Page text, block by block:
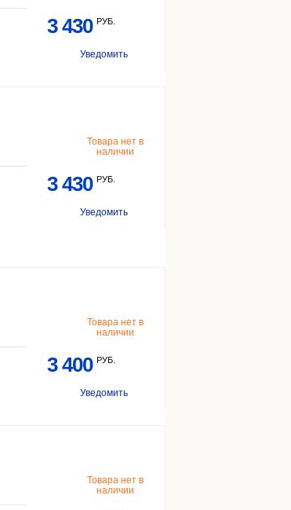
3 430 РУБ.
Уведомить
Товара нет в
наличии
3 430 РУБ.
Уведомить
Товара нет в
наличии
3 400 РУБ.
Уведомить
Товара нет в
наличии